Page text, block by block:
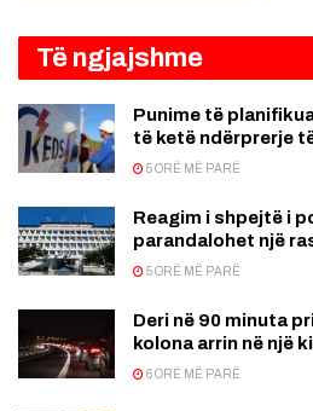
Të ngjajshme
Punime të
të ketë ndërprerje
5 ORË MË PARË
Reagim i shpejtë i
parandalohet një
5 ORË MË PARË
Deri në 90 minuta
kolona arrin në një
6 ORË MË PARË